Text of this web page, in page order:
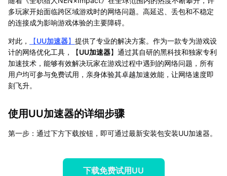
多玩家开始面临跨区域游戏时的网络问题。高延迟、丢包和不稳定
的连接成为影响游戏体验的主要障碍。
对此， 【UU加速器】 提供了专业的解决方案。作为一款专为游戏设
计的网络优化工具，【UU加速器】通过其自研的黑科技和独家专利
加速技术，能够有效解决玩家在游戏过程中遇到的网络问题，所有
用户均可参与免费试用，亲身体验其卓越加速效能，让网络速度即
刻飞升。
使用UU加速器的详细步骤
第一步：通过下方下载按钮，即可通过最新安装包安装UU加速器。
下载免费试用UU